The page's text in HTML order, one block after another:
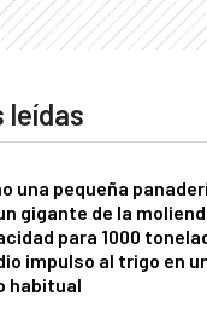
leídas
una pequeña
gigante de la
para 1000
impulso al trigo en
habitual